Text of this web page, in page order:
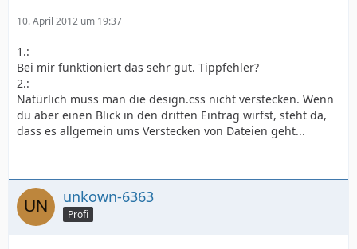
10. April 2012 um 19:37
1.:
Bei mir funktioniert das sehr gut. Tippfehler?
2.:
Natürlich muss man die design.css nicht verstecken. Wenn
du aber einen Blick in den dritten Eintrag wirfst, steht da,
dass es allgemein ums Verstecken von Dateien geht...
unkown-6363
Profi